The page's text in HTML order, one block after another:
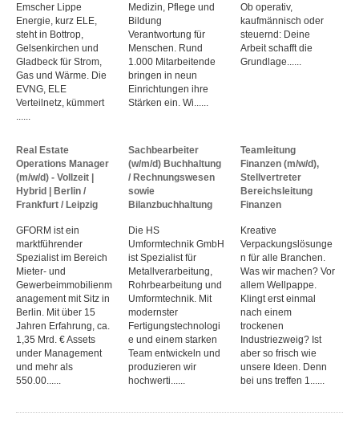
Emscher Lippe
Energie, kurz ELE,
steht in Bottrop,
Gelsenkirchen und
Gladbeck für Strom,
Gas und Wärme. Die
EVNG, ELE
Verteilnetz, kümmert
Medizin, Pflege und
Bildung
Verantwortung für
Menschen. Rund
1.000 Mitarbeitende
bringen in neun
Einrichtungen ihre
Stärken ein. Wi......
Ob operativ,
kaufmännisch oder
steuernd: Deine
Arbeit schafft die
Grundlage......
Real Estate
Operations Manager
(m/w/d) - Vollzeit |
Hybrid | Berlin /
Frankfurt / Leipzig
GFORM ist ein
marktführender
Spezialist im Bereich
Mieter- und
Gewerbeimmobilienm
anagement mit Sitz in
Berlin. Mit über 15
Jahren Erfahrung, ca.
1,35 Mrd. € Assets
under Management
und mehr als
550.00......
Sachbearbeiter
(w/m/d) Buchhaltung
/ Rechnungswesen
sowie
Bilanzbuchhaltung
Die HS
Umformtechnik GmbH
ist Spezialist für
Metallverarbeitung,
Rohrbearbeitung und
Umformtechnik. Mit
modernster
Fertigungstechnologi
e und einem starken
Team entwickeln und
produzieren wir
hochwerti......
Teamleitung
Finanzen (m/w/d),
Stellvertreter
Bereichsleitung
Finanzen
Kreative
Verpackungslösunge
n für alle Branchen.
Was wir machen? Vor
allem Wellpappe.
Klingt erst einmal
nach einem
trockenen
Industriezweig? Ist
aber so frisch wie
unsere Ideen. Denn
bei uns treffen 1......